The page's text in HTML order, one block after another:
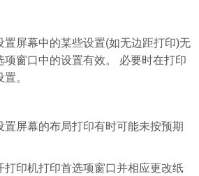
置屏幕中的某些设置(如无边距打印)无
项窗口中的设置有效。 必要时在打印
。
置屏幕的布局打印有时可能未按预期
打印机打印首选项窗口并相应更改纸